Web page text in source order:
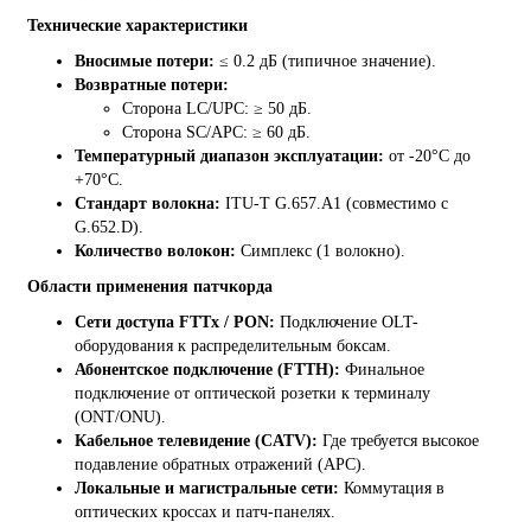
Технические характеристики
Вносимые потери: ≤ 0.2 дБ (типичное значение).
Возвратные потери:
Сторона LC/UPC: ≥ 50 дБ.
Сторона SC/APC: ≥ 60 дБ.
Температурный диапазон эксплуатации: от -20°C до
+70°C.
Стандарт волокна: ITU-T G.657.A1 (совместимо с
G.652.D).
Количество волокон: Симплекс (1 волокно).
Области применения патчкорда
Сети доступа FTTx / PON: Подключение OLT-
оборудования к распределительным боксам.
Абонентское подключение (FTTH): Финальное
подключение от оптической розетки к терминалу
(ONT/ONU).
Кабельное телевидение (CATV): Где требуется высокое
подавление обратных отражений (APC).
Локальные и магистральные сети: Коммутация в
оптических кроссах и патч-панелях.